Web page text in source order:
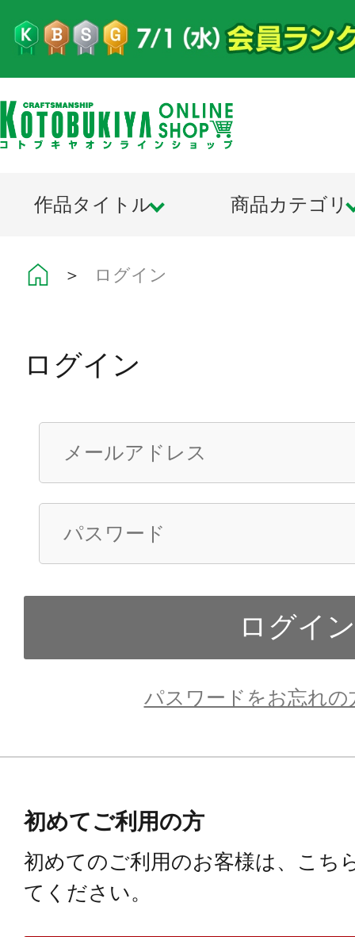
作品タイトル 商品カテゴリ
＞ ログイン
ログイン
パスワードをお忘れの
初めてご利用の方
初めてのご利用のお客様は、こち
てください。